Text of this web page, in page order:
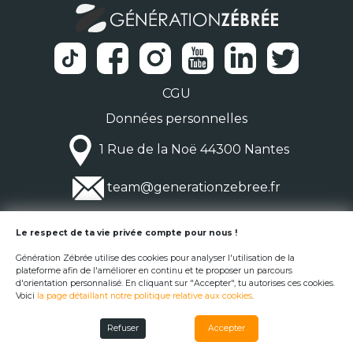
CGU
Données personnelles
1 Rue de la Noë 44300 Nantes
team@generationzebree.fr
© Génération Zébrée 2026
Le respect de ta vie privée compte pour nous !
Génération Zébrée utilise des cookies pour analyser l'utilisation de la
plateforme afin de l'améliorer en continu et te proposer un parcours
d'orientation personnalisé. En cliquant sur "Accepter", tu autorises ces cookies.
Voici la page détaillant notre politique relative aux cookies.
Refuser Accepter